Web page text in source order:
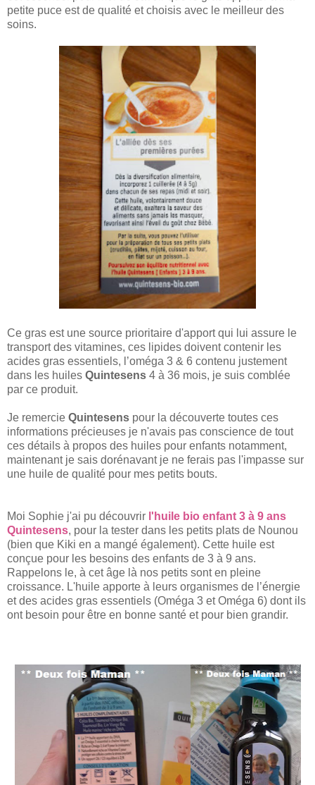
petite puce est de qualité et choisis avec le meilleur des
soins.
Ce gras est une source prioritaire d'apport qui lui assure le
transport des vitamines, ces lipides doivent contenir les
acides gras essentiels, l’oméga 3 & 6 contenu justement
dans les huiles Quintesens 4 à 36 mois, je suis comblée
par ce produit.
Je remercie Quintesens pour la découverte toutes ces
informations précieuses je n'avais pas conscience de tout
ces détails à propos des huiles pour enfants notamment,
maintenant je sais dorénavant je ne ferais pas l'impasse sur
une huile de qualité pour mes petits bouts.
Moi Sophie j'ai pu découvrir l'huile bio enfant 3 à 9 ans
Quintesens, pour la tester dans les petits plats de Nounou
(bien que Kiki en a mangé également). Cette huile est
conçue pour les besoins des enfants de 3 à 9 ans.
Rappelons le, à cet âge là nos petits sont en pleine
croissance. L'huile apporte à leurs organismes de l’énergie
et des acides gras essentiels (Oméga 3 et Oméga 6) dont ils
ont besoin pour être en bonne santé et pour bien grandir.